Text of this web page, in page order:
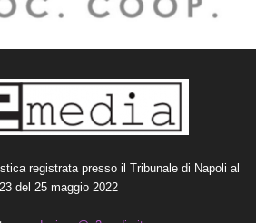
registrata presso il Tribunale di Napoli al
del 25 maggio 2022